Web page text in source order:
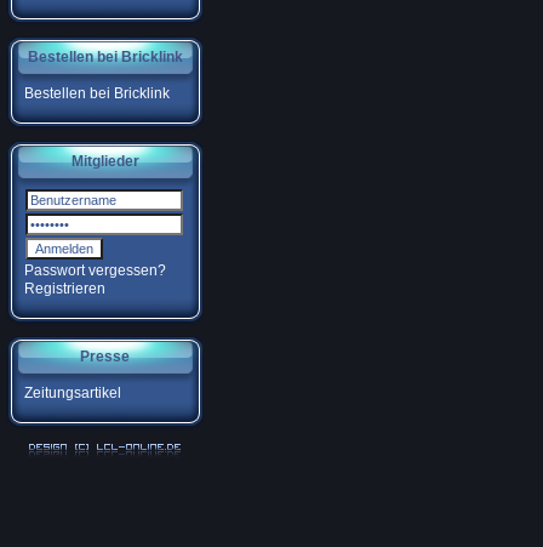
Bestellen bei Bricklink
Bestellen bei Bricklink
Mitglieder
Passwort vergessen?
Registrieren
Presse
Zeitungsartikel